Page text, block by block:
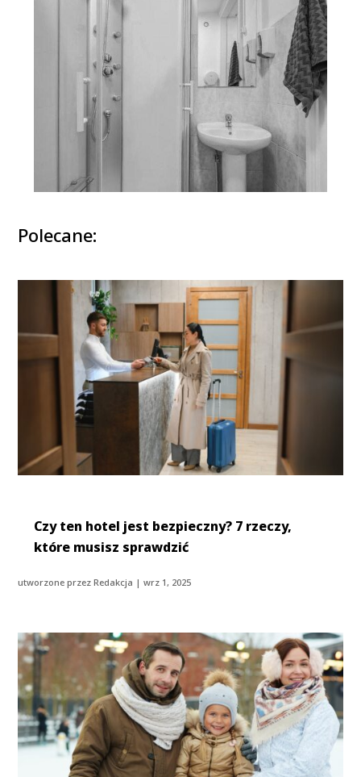
Polecane:
Czy ten hotel jest bezpieczny? 7 rzeczy,
które musisz sprawdzić
utworzone przezRedakcja |wrz 1, 2025